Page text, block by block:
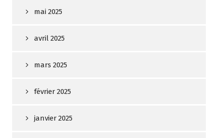
mai 2025
avril 2025
mars 2025
février 2025
janvier 2025